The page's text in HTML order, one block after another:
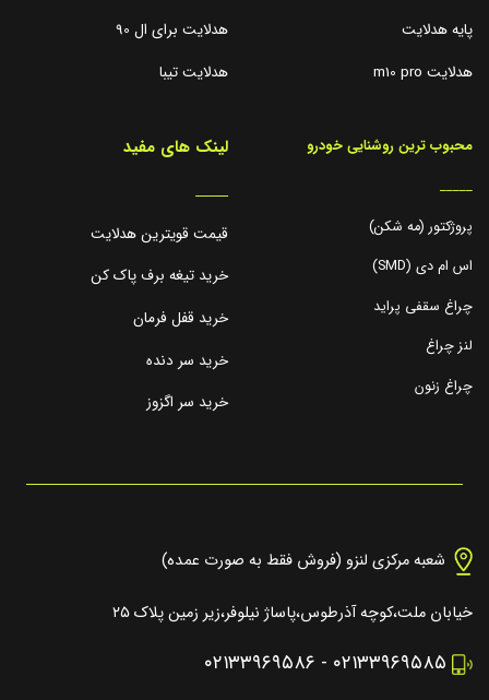
پایه هدلایت
هدلایت m10 pro
هدلایت برای ال 90
هدلایت تیبا
محبوب ترین روشنایی خودرو
_____
پروژکتور (مه شکن)
اس ام دی (SMD)
چراغ سقفی پراید
لنز چراغ
چراغ زنون
لینک های مفید
_____
قیمت قویترین هدلایت
خرید تیغه برف پاک کن
خرید قفل فرمان
خرید سر دنده
خرید سر اگزوز
شعبه مرکزی لنزو (فروش فقط به صورت عمده)
خیابان ملت،کوچه آذرطوس،پاساژ نیلوفر،زیر زمین پلاک ۲۵
۰۲۱۳۳۹۶۹۵۸۵ - ۰۲۱۳۳۹۶۹۵۸۶